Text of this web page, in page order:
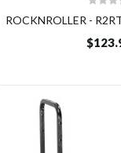
ROCKNROLLER -